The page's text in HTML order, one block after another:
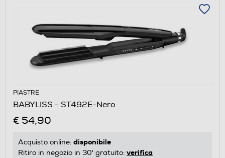
PIASTRE
BABYLISS - ST492E-Nero
€ 54,90
Acquisto online: disponibile
Ritiro in negozio in 30' gratuito: verifica